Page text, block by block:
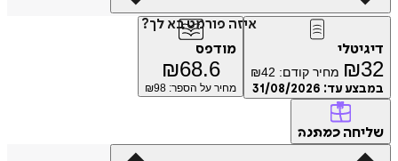
איזה פורמט בא לך?
דיגיטלי
₪32 מחיר קודם: ₪42
במבצע עד: 31/08/2026
מודפס
₪68.6
מחיר על הספר: ₪ 98
שליחה כמתנה